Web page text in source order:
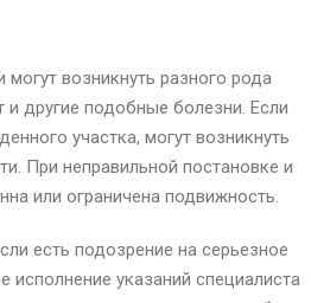
возникнуть разного рода
и другие подобные болезни. Если
участка, могут возникнуть
При неправильной постановке и
или ограничена подвижность.
есть подозрение на серьезное
указаний специалиста